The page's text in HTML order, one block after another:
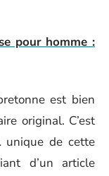
pour homme :
est bien
original. C’est
unique de cette
d’un article